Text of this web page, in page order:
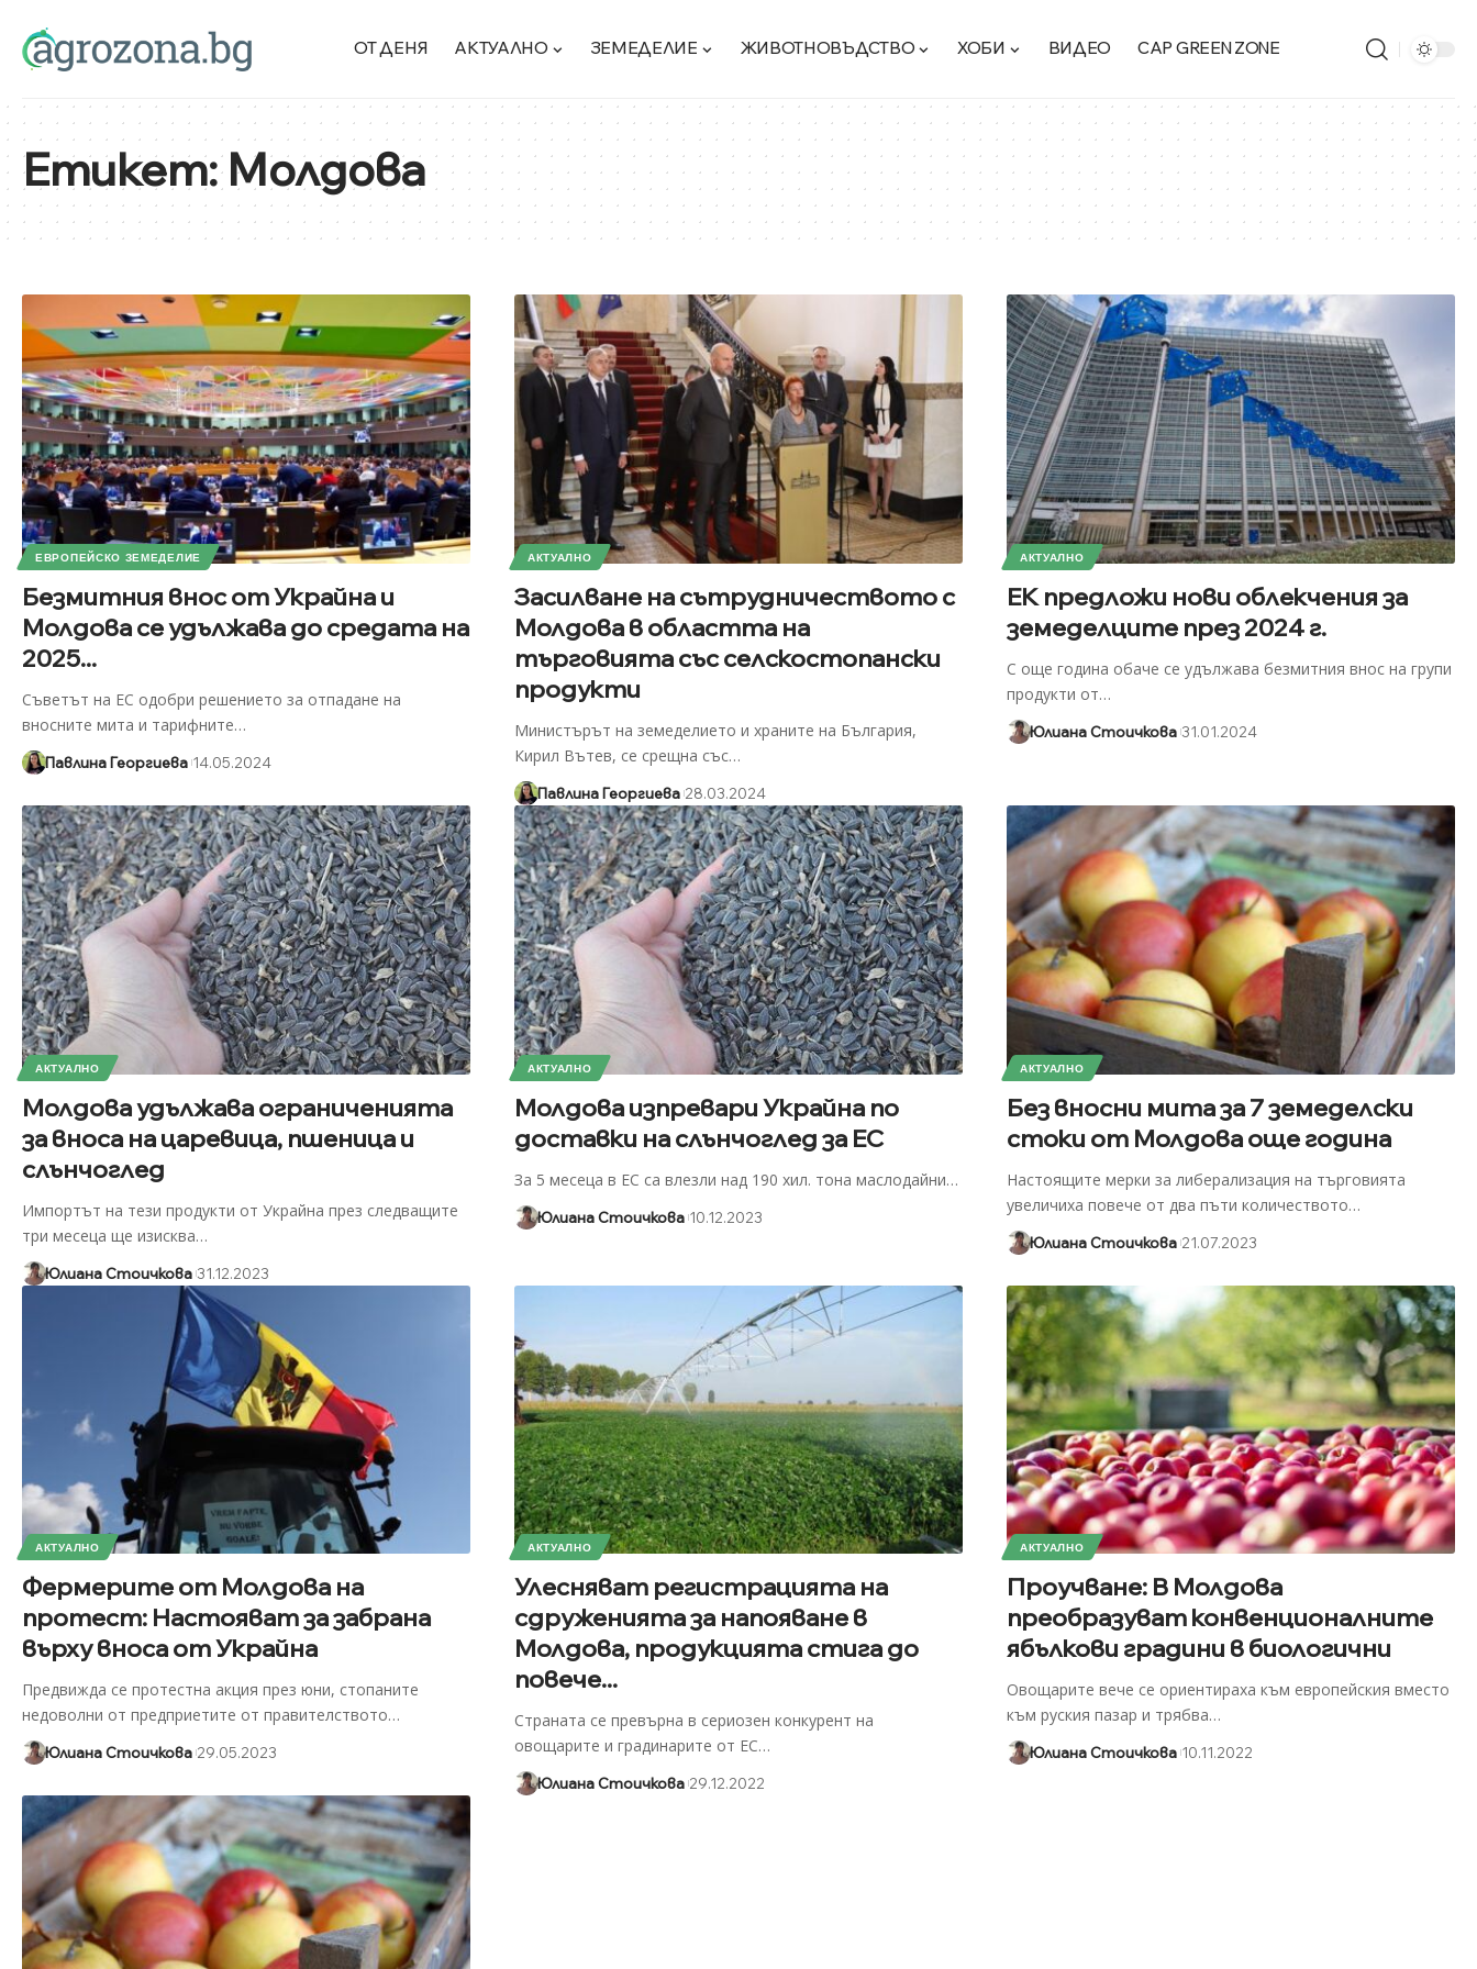
ОТ ДЕНЯ АКТУАЛНО ЗЕМЕДЕЛИЕ ЖИВОТНОВЪДСТВО ХОБИ ВИДЕО CAP GREEN ZONE
Етикет:Молдова
ЕВРОПЕЙСКО ЗЕМЕДЕЛИЕ
Безмитния внос от Украйна и
Молдова се удължава до средата на
2025...
Съветът на ЕС одобри решението за отпадане на
вносните мита и тарифните…
Павлина Георгиева 14.05.2024
АКТУАЛНО
Засилване на сътрудничеството с
Молдова в областта на
търговията със селскостопански
продукти
Министърът на земеделието и храните на България,
Кирил Вътев, се срещна със…
Павлина Георгиева 28.03.2024
АКТУАЛНО
ЕК предложи нови облекчения за
земеделците през 2024 г.
С още година обаче се удължава безмитния внос на групи
продукти от…
Юлиана Стоичкова 31.01.2024
АКТУАЛНО
Молдова удължава ограниченията
за вноса на царевица, пшеница и
слънчоглед
Импортът на тези продукти от Украйна през следващите
три месеца ще изисква…
Юлиана Стоичкова 31.12.2023
АКТУАЛНО
Молдова изпревари Украйна по
доставки на слънчоглед за ЕС
За 5 месеца в ЕС са влезли над 190 хил. тона маслодайни…
Юлиана Стоичкова 10.12.2023
АКТУАЛНО
Без вносни мита за 7 земеделски
стоки от Молдова още година
Настоящите мерки за либерализация на търговията
увеличиха повече от два пъти количеството…
Юлиана Стоичкова 21.07.2023
АКТУАЛНО
Фермерите от Молдова на
протест: Настояват за забрана
върху вноса от Украйна
Предвижда се протестна акция през юни, стопаните
недоволни от предприетите от правителството…
Юлиана Стоичкова 29.05.2023
АКТУАЛНО
Улесняват регистрацията на
сдруженията за напояване в
Молдова, продукцията стига до
повече...
Страната се превърна в сериозен конкурент на
овощарите и градинарите от ЕС…
Юлиана Стоичкова 29.12.2022
АКТУАЛНО
Проучване: В Молдова
преобразуват конвенционалните
ябълкови градини в биологични
Овощарите вече се ориентираха към европейския вместо
към руския пазар и трябва…
Юлиана Стоичкова 10.11.2022